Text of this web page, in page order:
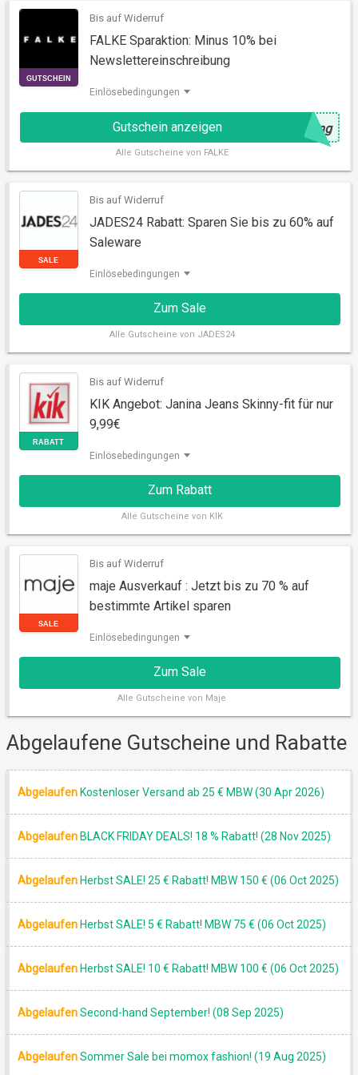
Bis auf Widerruf
FALKE Sparaktion: Minus 10% bei
Newslettereinschreibung
Einlösebedingungen
Gutschein anzeigen @ ung
Alle Gutscheine von FALKE
Bis auf Widerruf
JADES24 Rabatt: Sparen Sie bis zu 60% auf
Saleware
Einlösebedingungen
Zum Sale
Alle Gutscheine von JADES24
Bis auf Widerruf
KIK Angebot: Janina Jeans Skinny-fit für nur
9,99€
Einlösebedingungen
Zum Rabatt
Alle Gutscheine von KIK
SALE
Bis auf Widerruf
maje Ausverkauf : Jetzt bis zu 70 % auf
bestimmte Artikel sparen
Einlösebedingungen
Zum Sale
Alle Gutscheine von Maje
Abgelaufene Gutscheine und Rabatte
Abgelaufen Kostenloser Versand ab 25 € MBW (30 Apr 2026)
Abgelaufen BLACK FRIDAY DEALS! 18 % Rabatt! (28 Nov 2025)
Abgelaufen Herbst SALE! 25 € Rabatt! MBW 150 € (06 Oct 2025)
Abgelaufen Herbst SALE! 5 € Rabatt! MBW 75 € (06 Oct 2025)
Abgelaufen Herbst SALE! 10 € Rabatt! MBW 100 € (06 Oct 2025)
AbgelaufenSecond-hand September! (08 Sep 2025)
AbgelaufenSommer Sale bei momox fashion! (19 Aug 2025)